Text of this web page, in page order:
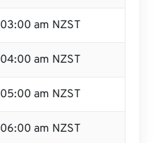
03:00 am NZST
04:00 am NZST
05:00 am NZST
06:00 am NZST